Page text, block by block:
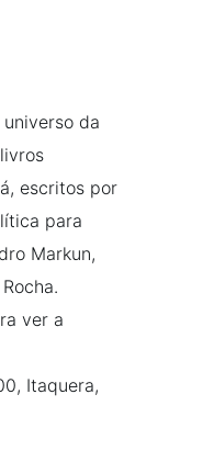
da
escritos por
para
Markun,
ver a
Itaquera,